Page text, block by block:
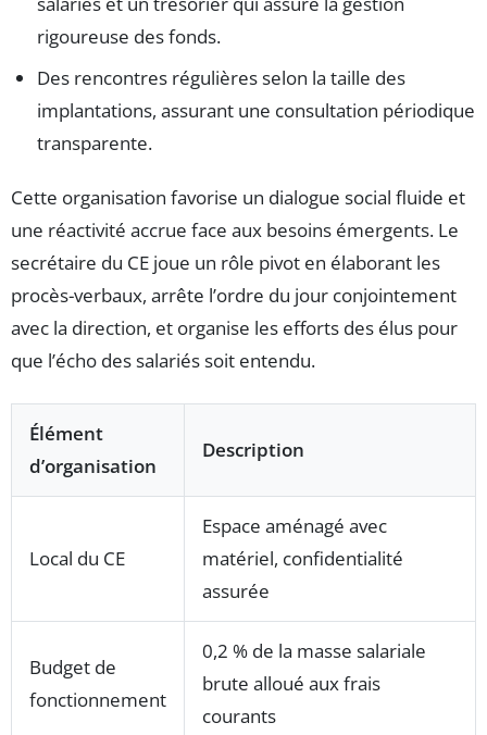
rigoureuse des fonds.
Des rencontres régulières selon la taille des
implantations, assurant une consultation périodique
transparente.
Cette organisation favorise un dialogue social fluide et
une réactivité accrue face aux besoins émergents. Le
secrétaire du CE joue un rôle pivot en élaborant les
procès-verbaux, arrête l’ordre du jour conjointement
avec la direction, et organise les efforts des élus pour
que l’écho des salariés soit entendu.
Élément
d’organisation
Description
Local du CE
Espace aménagé avec
matériel, confidentialité
assurée
Budget de
fonctionnement
0,2 % de la masse salariale
brute alloué aux frais
courants